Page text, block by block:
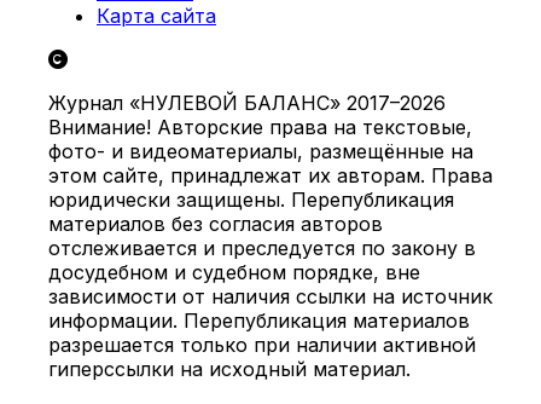
Карта сайта
Журнал «НУЛЕВОЙ БАЛАНС» 2017–2026
Внимание! Авторские права на текстовые,
фото- и видеоматериалы, размещённые на
этом сайте, принадлежат их авторам. Права
юридически защищены. Перепубликация
материалов без согласия авторов
отслеживается и преследуется по закону в
досудебном и судебном порядке, вне
зависимости от наличия ссылки на источник
информации. Перепубликация материалов
разрешается только при наличии активной
гиперссылки на исходный материал.